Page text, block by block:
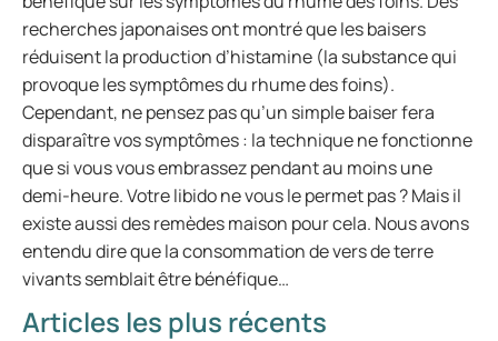
recherches japonaises ont montré que les baisers
réduisent la production d’histamine (la substance qui
provoque les symptômes du rhume des foins).
Cependant, ne pensez pas qu’un simple baiser fera
disparaître vos symptômes : la technique ne fonctionne
que si vous vous embrassez pendant au moins une
demi-heure. Votre libido ne vous le permet pas ? Mais il
existe aussi des remèdes maison pour cela. Nous avons
entendu dire que la consommation de vers de terre
vivants semblait être bénéfique…
Articles les plus récents